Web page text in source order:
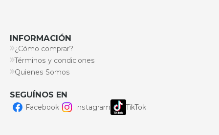
INFORMACIÓN
¿Cómo comprar?
Términos y condiciones
Quienes Somos
SEGUÍNOS EN
Facebook Instagram TikTok